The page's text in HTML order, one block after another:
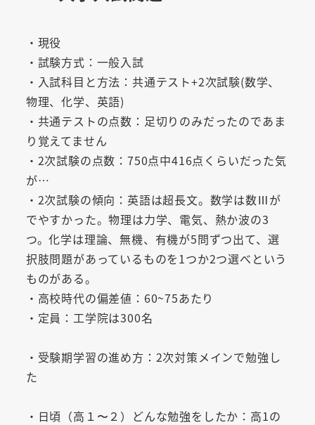
・現役
・試験方式：一般入試
・入試科目と方法：共通テスト+2次試験(数学、
物理、化学、英語)
・共通テストの点数：足切りのみだったのであま
り覚えてません
・2次試験の点数：750点中416点くらいだった気
が…
・2次試験の傾向：英語は超長文。数学は数Ⅲが
でやすかった。物理は力学、電気、熱か波の3
つ。化学は理論、無機、有機が5問ずつ出て、選
択肢問題があっているものを1つか2つ選べという
ものがある。
・高校時代の偏差値：60~75あたり
・定員：工学院は300名
・受験期学習の進め方：2次対策メインで勉強し
た
・日頃（高１〜２）どんな勉強をしたか：高1の